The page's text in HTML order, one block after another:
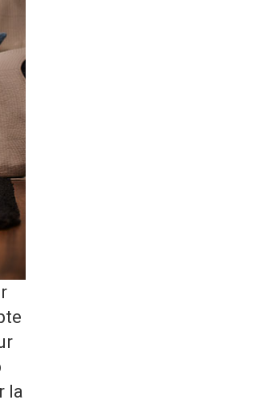
la